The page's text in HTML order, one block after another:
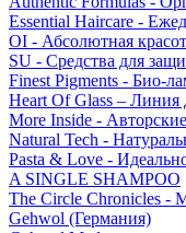
Essential Haircare -
OI - Абсолютная
SU - Средства для
Finest Pigments - Био-
Heart Of Glass – Линия
More Inside -
Natural Tech -
Pasta & Love -
A SINGLE SHAMPOO
The Circle Chronicles -
Gehwol (Германия)